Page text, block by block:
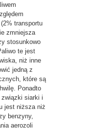
transportu
zmniejsza
stosunkowo
te jest
niż inne
jedną z
które są
Ponadto
siarki i
jest niższa niż
benzyny,
aerozoli